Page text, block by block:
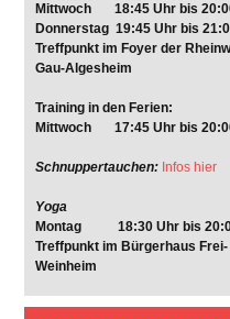
Mittwoch 18:45 Uhr bis
Donnerstag 19:45 Uhr bis
Treffpunkt im Foyer der
Gau-Algesheim
Training in den Ferien:
Mittwoch 17:45 Uhr bis
Schnuppertauchen: Infos hier
Yoga
Montag 18:30 Uhr bis
Treffpunkt im Bürgerhaus Frei-
Weinheim